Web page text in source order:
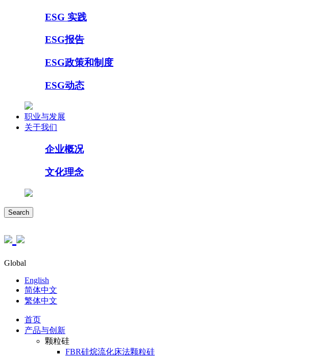
ESG 实践
ESG报告
ESG政策和制度
ESG动态
职业与发展
关于我们
企业概况
文化理念
Search
Global
English
简体中文
繁体中文
首页
产品与创新
颗粒硅
FBR硅烷流化床法颗粒硅